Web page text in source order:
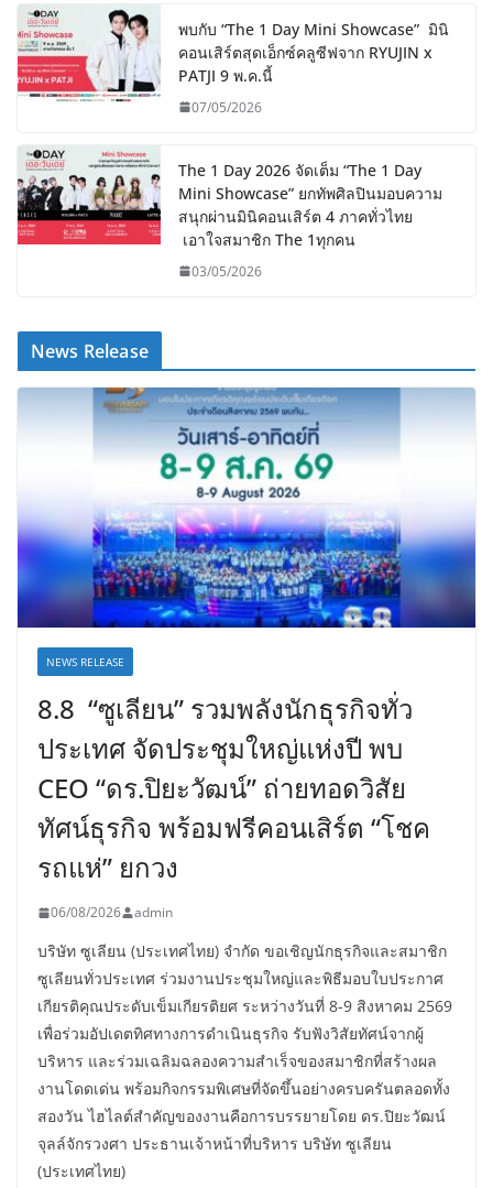
พบกับ “The 1 Day Mini Showcase” มินิ
คอนเสิร์ตสุดเอ็กซ์คลูซีฟจาก RYUJIN x
PATJI 9 พ.ค.นี้
07/05/2026
The 1 Day 2026 จัดเต็ม “The 1 Day
Mini Showcase” ยกทัพศิลปินมอบความ
สนุกผ่านมินิคอนเสิร์ต 4 ภาคทั่วไทย
เอาใจสมาชิก The 1ทุกคน
03/05/2026
News Release
NEWS RELEASE
8.8 “ซูเลียน” รวมพลังนักธุรกิจทั่ว
ประเทศ จัดประชุมใหญ่แห่งปี พบ
CEO “ดร.ปิยะวัฒน์” ถ่ายทอดวิสัย
ทัศน์ธุรกิจ พร้อมฟรีคอนเสิร์ต “โชค
รถแห่” ยกวง
06/08/2026 admin
บริษัท ซูเลียน (ประเทศไทย) จำกัด ขอเชิญนักธุรกิจและสมาชิก
ซูเลียนทั่วประเทศ ร่วมงานประชุมใหญ่และพิธีมอบใบประกาศ
เกียรติคุณประดับเข็มเกียรติยศ ระหว่างวันที่ 8-9 สิงหาคม 2569
เพื่อร่วมอัปเดตทิศทางการดำเนินธุรกิจ รับฟังวิสัยทัศน์จากผู้
บริหาร และร่วมเฉลิมฉลองความสำเร็จของสมาชิกที่สร้างผล
งานโดดเด่น พร้อมกิจกรรมพิเศษที่จัดขึ้นอย่างครบครันตลอดทั้ง
สองวัน ไฮไลต์สำคัญของงานคือการบรรยายโดย ดร.ปิยะวัฒน์
จุลล์จักรวงศา ประธานเจ้าหน้าที่บริหาร บริษัท ซูเลียน
(ประเทศไทย)